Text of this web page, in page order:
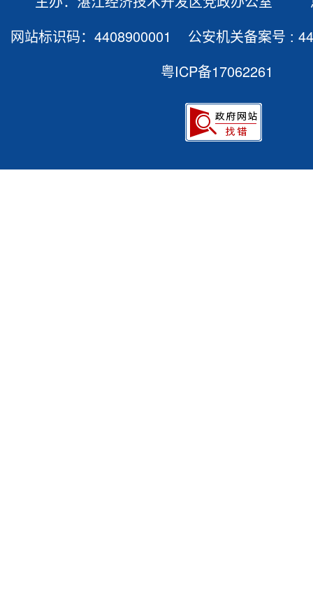
网站标识码：4408900001 公安机关备案号 :
粤ICP备17062261